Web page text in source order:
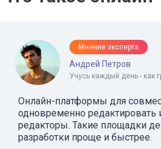
Мнение эксперта
Андрей Петров
Учусь каждый день - как
Онлайн-платформы для
одновременно редактировать
редакторы. Такие площадки
разработки проще и быстрее.